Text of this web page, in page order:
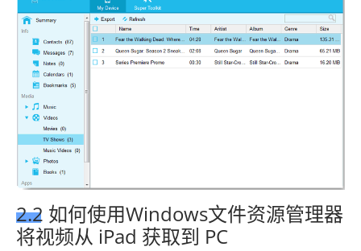
2.2 如何使用Windows文件资源管理器
将视频从 iPad 获取到 PC